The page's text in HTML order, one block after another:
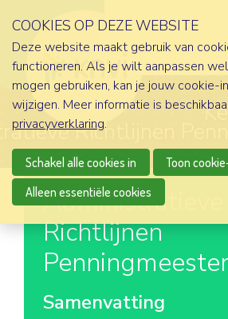
Richtlijnen
Administratieve
Richtlijnen
Samenvatting
COOKIES OP DEZE WEBSITE
Deze website maakt gebruik van
functioneren. Als je wilt aanpassen
mogen gebruiken, kan je jouw cookie-
wijzigen. Meer informatie is
privacyverklaring.
Schakel alle cookies in
Toon
Alleen essentiële cookies